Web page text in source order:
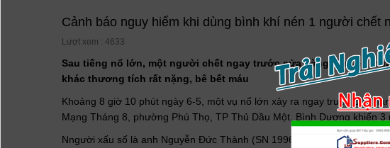
Cảnh báo nguy hiểm khi dùng bình khí nén 1 người chết
Lượt xem : 4633
Sau tiếng nổ lớn, một người chết ngay trước cửa hàng chuyên
khác thương tích rất nặng, bê bết máu
Khoảng 8 giờ 10 phút ngày 6-5, một vụ nổ lớn xảy ra ngay trước cửa
Mạng Tháng 8, phường Phú Thọ, TP Thủ Dầu Một, Bình Dương khiến 3
Nngười xấu số là anh Nguyễn Đức Thành (SN 1996, quê Nghệ An). Hai